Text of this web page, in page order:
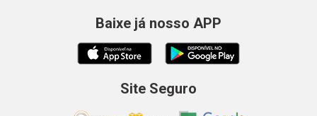
Baixe já nosso APP
Site Seguro